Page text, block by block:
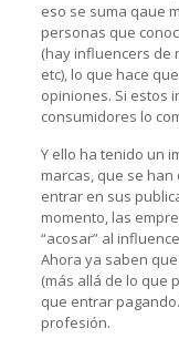
eso se suma qaue
personas que
(hay influencers de
etc), lo que hace
opiniones. Si estos
consumidores lo
Y ello ha tenido un
marcas, que se
entrar en sus
momento, las
“acosar” al
Ahora ya saben
(más allá de lo que
que entrar
profesión.